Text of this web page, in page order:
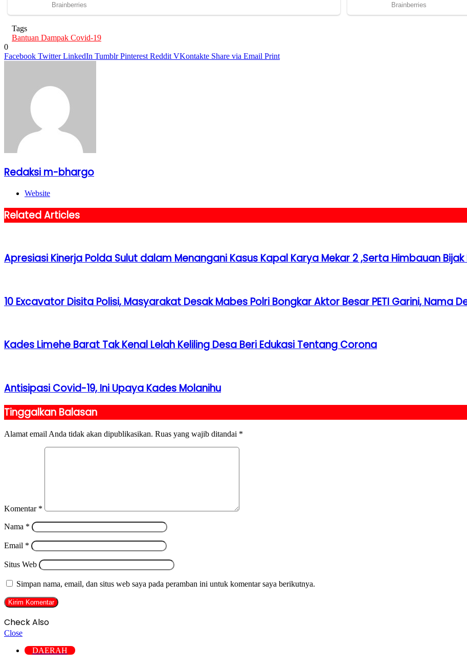
Tags
Bantuan Dampak Covid-19
0
Facebook Twitter LinkedIn Tumblr Pinterest Reddit VKontakte Share via Email Print
Redaksi m-bhargo
Website
Related Articles
Apresiasi Kinerja Polda Sulut dalam Menangani Kasus Kapal Karya Mekar 2 ,Serta Himbauan
10 Excavator Disita Polisi, Masyarakat Desak Mabes Polri Bongkar Aktor Besar PETI Garini, Nama
Kades Limehe Barat Tak Kenal Lelah Keliling Desa Beri Edukasi Tentang Corona
Antisipasi Covid-19, Ini Upaya Kades Molanihu
Tinggalkan Balasan
Alamat email Anda tidak akan dipublikasikan. Ruas yang wajib ditandai *
Komentar *
Nama *
Email *
Situs Web
Simpan nama, email, dan situs web saya pada peramban ini untuk komentar saya berikutnya.
Check Also
Close
DAERAH